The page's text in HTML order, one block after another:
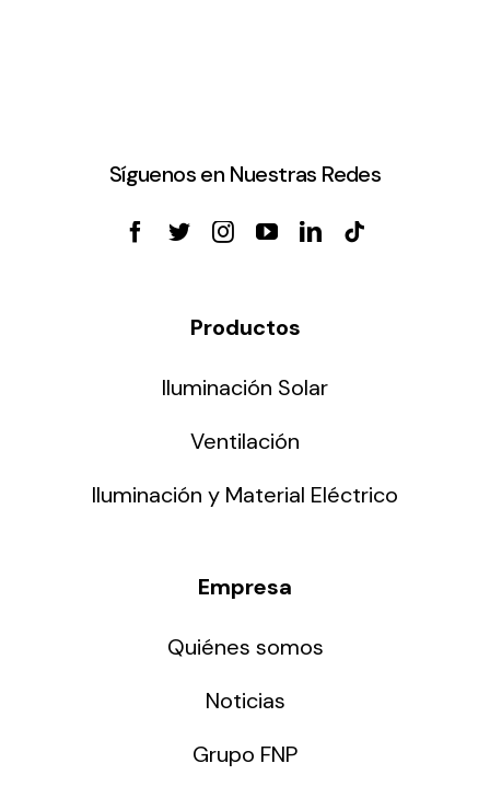
Síguenos en Nuestras Redes
Productos
Iluminación Solar
Ventilación
Iluminación y Material Eléctrico
Empresa
Quiénes somos
Noticias
Grupo FNP